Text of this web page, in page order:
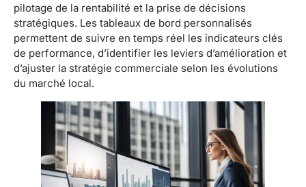
pilotage de la rentabilité et la prise de décisions
stratégiques. Les tableaux de bord personnalisés
permettent de suivre en temps réel les indicateurs clés
de performance, d’identifier les leviers d’amélioration et
d’ajuster la stratégie commerciale selon les évolutions
du marché local.